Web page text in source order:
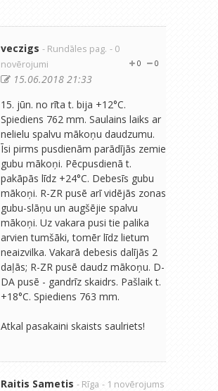
veczigs - Rundāles pag. - 0
novērojumi
0
0
15.06.2018 21:33
15. jūn. no rīta t. bija +12°C.
Spiediens 762 mm. Saulains laiks ar
nelielu spalvu mākoņu daudzumu.
Īsi pirms pusdienām parādījās zemie
gubu mākoņi. Pēcpusdienā t.
pakāpās līdz +24°C. Debesīs gubu
mākoņi. R-ZR pusē arī vidējās zonas
gubu-slāņu un augšējie spalvu
mākoņi. Uz vakara pusi tie palika
arvien tumšāki, tomēr līdz lietum
neaizvilka. Vakarā debesis dalījās 2
daļās; R-ZR pusē daudz mākoņu. D-
DA pusē - gandrīz skaidrs. Pašlaik t.
+18°C. Spiediens 763 mm.
Atkal pasakaini skaists saulriets!
Raitis Sametis - Rīga - 1 novērojums